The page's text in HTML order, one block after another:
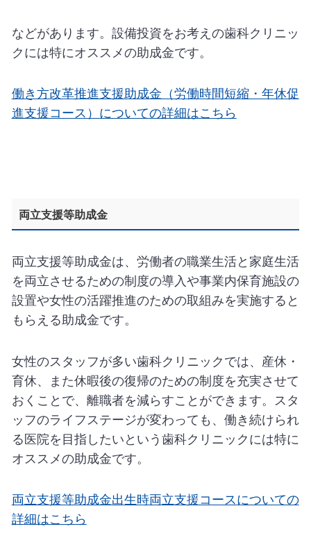
などがあります。設備投資をお考えの歯科クリニッ
クには特にオススメの助成金です。
働き方改革推進支援助成金（労働時間短縮・年休促
進支援コース）についての詳細はこちら
両立支援等助成金
両立支援等助成金は、労働者の職業生活と家庭生活
を両立させるための制度の導入や事業内保育施設の
設置や女性の活躍推進のための取組みを実施すると
もらえる助成金です。
女性のスタッフが多い歯科クリニックでは、産休・
育休、また休暇後の復帰のための制度を充実させて
おくことで、離職者を減らすことができます。スタ
ッフのライフステージが変わっても、働き続けられ
る医院を目指したいという歯科クリニックには特に
オススメの助成金です。
両立支援等助成金出生時両立支援コースについての
詳細はこちら